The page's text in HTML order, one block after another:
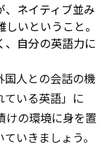
、ネイティブ並み
いということ。
、自分の英語力に
国人との会話の機
ている英語」に
けの環境に身を置
いきましょう。